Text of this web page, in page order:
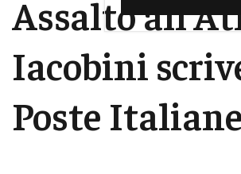
Assalto
Iacobini
Poste Italiane